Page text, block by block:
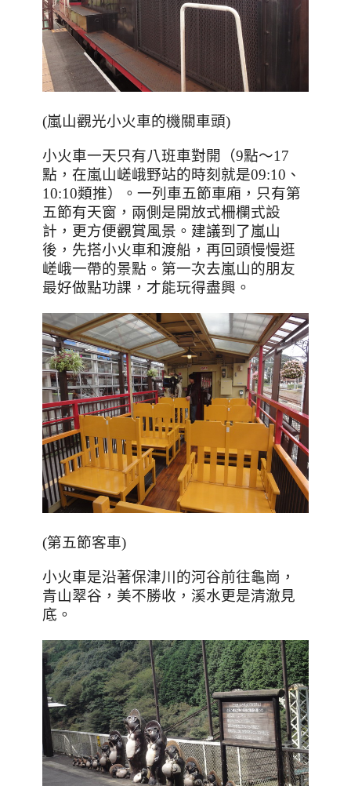
(嵐山觀光小火車的機關車頭)
小火車一天只有八班車對開（9點～17
點，在嵐山嵯峨野站的時刻就是09:10 、
10:10類推）。一列車五節車廂，只有第
五節有天窗，兩側是開放式柵欄式設
計，更方便觀賞風景。建議到了嵐山
後，先搭小火車和渡船，再回頭慢慢逛
嵯峨一帶的景點。第一次去嵐山的朋友
最好做點功課，才能玩得盡興。
(第五節客車)
小火車是沿著保津川的河谷前往龜崗，
青山翠谷，美不勝收，溪水更是清澈見
底。